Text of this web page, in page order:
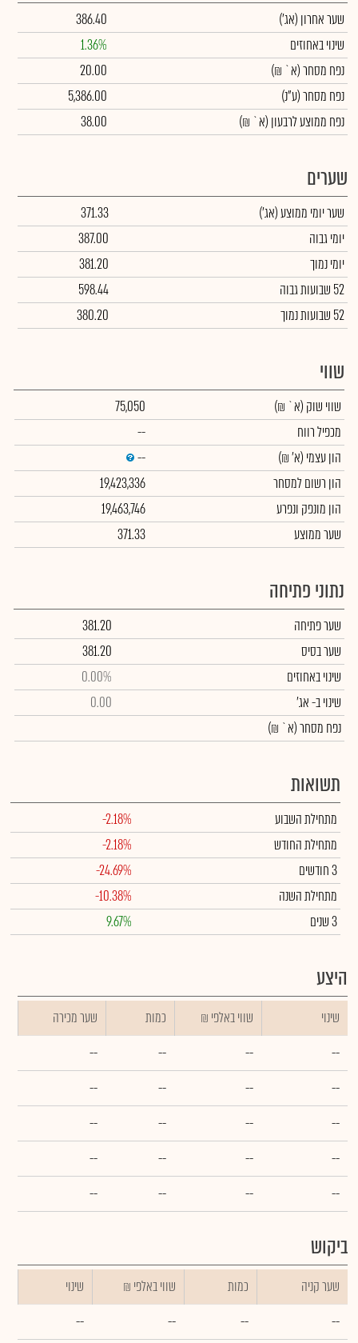
שער אחרון (אג')
386.40
שינוי באחוזים
1.36%
נפח מסחר(א` ₪)
20.00
נפח מסחר(ע"נ)
5,386.00
נפח ממוצע לרבעון (א` ₪)
38.00
שערים
שער יומי ממוצע(אג')
371.33
יומי גבוה
387.00
יומי נמוך
381.20
52 שבועות גבוה
598.44
52 שבועות נמוך
380.20
שווי
שווי שוק (א` ₪)
75,050
מכפיל רווח
--
הון עצמי (א' ₪)
--
הון רשום למסחר
19,423,336
הון מונפק ונפרע
19,463,746
שער ממוצע
371.33
נתוני פתיחה
שער פתיחה
381.20
שער בסיס
381.20
שינוי באחוזים
0.00%
שינויב- אג'
0.00
נפח מסחר(א` ₪)
תשואות
מתחילת השבוע
-2.18%
מתחילת החודש
-2.18%
3 חודשים
-24.69%
מתחילת השנה
-10.38%
3 שנים
9.67%
היצע
שינוי ₪ שווי באלפי כמות
שער מכירה
--
--
--
--
--
--
--
--
--
--
--
--
--
--
--
--
--
--
--
--
ביקוש
שער קניה כמות ₪ שווי באלפי
שינוי
--
--
--
--